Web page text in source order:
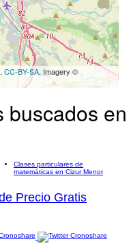
CC-BY-SA, Imagery ©
buscados en
Clases particulares de
matemáticas en Cizur Menor
Precio Gratis